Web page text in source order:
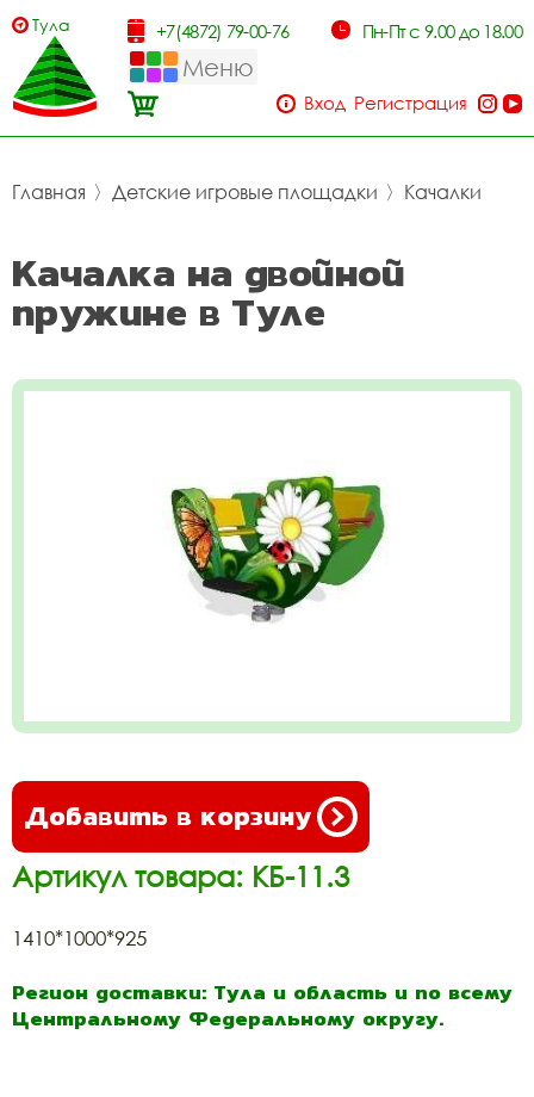
Тула +7(4872) 79-00-76 Пн-Пт с 9.00 до 18.00
Меню
Вход Регистрация
Главная 〉 Детские игровые площадки 〉 Качалки
Качалка на двойной
пружине в Туле
Добавить в корзину
Артикул товара: КБ-11.3
1410*1000*925
Регион доставки: Тула и область и по всему
Центральному Федеральному округу.